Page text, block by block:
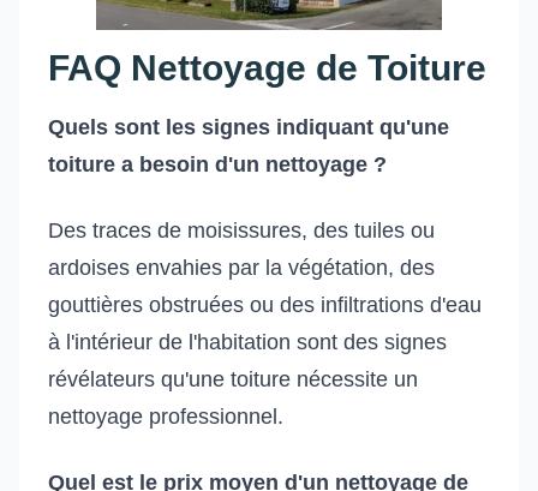
FAQ Nettoyage de Toiture
Quels sont les signes indiquant qu'une
toiture a besoin d'un nettoyage ?
Des traces de moisissures, des tuiles ou
ardoises envahies par la végétation, des
gouttières obstruées ou des infiltrations d'eau
à l'intérieur de l'habitation sont des signes
révélateurs qu'une toiture nécessite un
nettoyage professionnel.
Quel est le prix moyen d'un nettoyage de